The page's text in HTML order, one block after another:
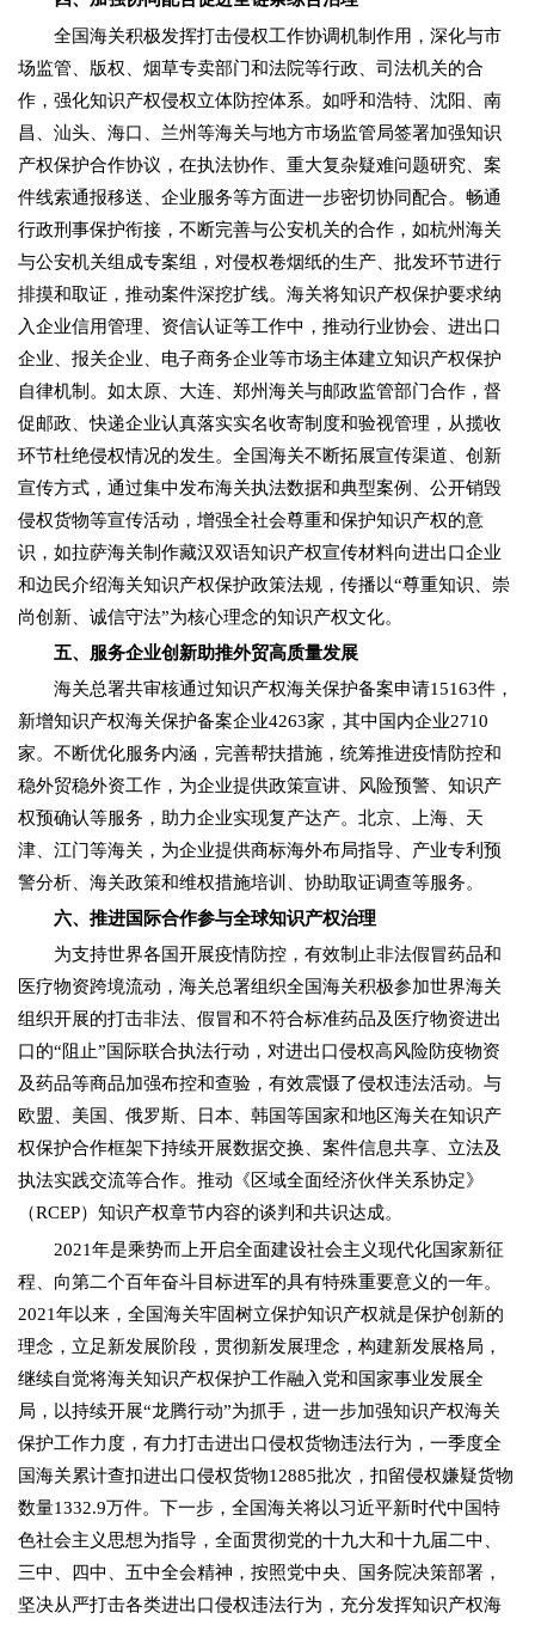
全国海关积极发挥打击侵权工作协调机制作用，深化与市
场监管、版权、烟草专卖部门和法院等行政、司法机关的合
作，强化知识产权侵权立体防控体系。如呼和浩特、沈阳、南
昌、汕头、海口、兰州等海关与地方市场监管局签署加强知识
产权保护合作协议，在执法协作、重大复杂疑难问题研究、案
件线索通报移送、企业服务等方面进一步密切协同配合。畅通
行政刑事保护衔接，不断完善与公安机关的合作，如杭州海关
与公安机关组成专案组，对侵权卷烟纸的生产、批发环节进行
排摸和取证，推动案件深挖扩线。海关将知识产权保护要求纳
入企业信用管理、资信认证等工作中，推动行业协会、进出口
企业、报关企业、电子商务企业等市场主体建立知识产权保护
自律机制。如太原、大连、郑州海关与邮政监管部门合作，督
促邮政、快递企业认真落实实名收寄制度和验视管理，从揽收
环节杜绝侵权情况的发生。全国海关不断拓展宣传渠道、创新
宣传方式，通过集中发布海关执法数据和典型案例、公开销毁
侵权货物等宣传活动，增强全社会尊重和保护知识产权的意
识，如拉萨海关制作藏汉双语知识产权宣传材料向进出口企业
和边民介绍海关知识产权保护政策法规，传播以“尊重知识、崇
尚创新、诚信守法”为核心理念的知识产权文化。
五、服务企业创新助推外贸高质量发展
海关总署共审核通过知识产权海关保护备案申请15163件，
新增知识产权海关保护备案企业4263家，其中国内企业2710
家。不断优化服务内涵，完善帮扶措施，统筹推进疫情防控和
稳外贸稳外资工作，为企业提供政策宣讲、风险预警、知识产
权预确认等服务，助力企业实现复产达产。北京、上海、天
津、江门等海关，为企业提供商标海外布局指导、产业专利预
警分析、海关政策和维权措施培训、协助取证调查等服务。
六、推进国际合作参与全球知识产权治理
为支持世界各国开展疫情防控，有效制止非法假冒药品和
医疗物资跨境流动，海关总署组织全国海关积极参加世界海关
组织开展的打击非法、假冒和不符合标准药品及医疗物资进出
口的“阻止”国际联合执法行动，对进出口侵权高风险防疫物资
及药品等商品加强布控和查验，有效震慑了侵权违法活动。与
欧盟、美国、俄罗斯、日本、韩国等国家和地区海关在知识产
权保护合作框架下持续开展数据交换、案件信息共享、立法及
执法实践交流等合作。推动《区域全面经济伙伴关系协定》
（RCEP）知识产权章节内容的谈判和共识达成。
2021年是乘势而上开启全面建设社会主义现代化国家新征
程、向第二个百年奋斗目标进军的具有特殊重要意义的一年。
2021年以来，全国海关牢固树立保护知识产权就是保护创新的
理念，立足新发展阶段，贯彻新发展理念，构建新发展格局，
继续自觉将海关知识产权保护工作融入党和国家事业发展全
局，以持续开展“龙腾行动”为抓手，进一步加强知识产权海关
保护工作力度，有力打击进出口侵权货物违法行为，一季度全
国海关累计查扣进出口侵权货物12885批次，扣留侵权嫌疑货物
数量1332.9万件。下一步，全国海关将以习近平新时代中国特
色社会主义思想为指导，全面贯彻党的十九大和十九届二中、
三中、四中、五中全会精神，按照党中央、国务院决策部署，
坚决从严打击各类进出口侵权违法行为，充分发挥知识产权海